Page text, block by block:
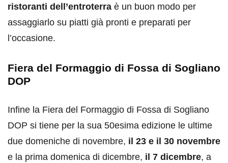
ristoranti dell’entroterra è un buon modo per
assaggiarlo su piatti già pronti e preparati per
l’occasione.
Fiera del Formaggio di Fossa di Sogliano
DOP
Infine la Fiera del Formaggio di Fossa di Sogliano
DOP si tiene per la sua 50esima edizione le ultime
due domeniche di novembre, il 23 e il 30 novembre
e la prima domenica di dicembre, il 7 dicembre, a